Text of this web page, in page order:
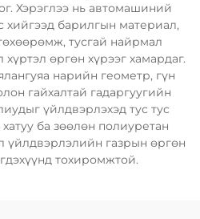
Хэрэглээ нь автомашиний
хийгээд барилгын материал,
тусгай найрмал
өргөн хүрээг хамардаг.
нарийн геометр, гүн
гайхалтай гадаргуугийн
үйлдвэрлэхэд тус тус
ба зөөлөн полиуретан
үйлдвэрлэлийн газрын өргөн
тохиромжтой.